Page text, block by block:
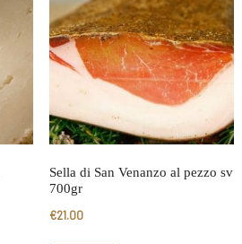
Sella di San Venanzo al pezzo sv
700gr
€21.00